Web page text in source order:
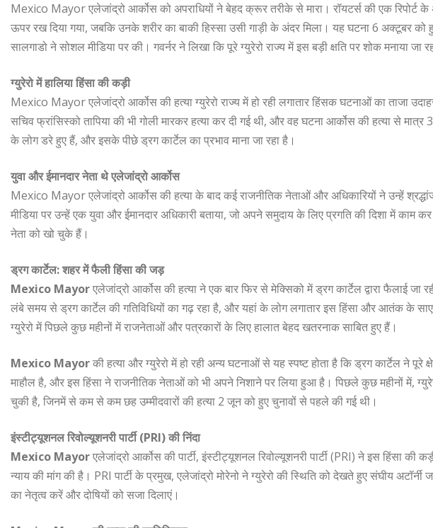
Mexico Mayor एलेजांद्रो आर्कोस को अपराधियों ने बेहद क्रूर तरीके से मारा। रॉयटर्स की एक
ऊपर रख दिया गया, जबकि उनके शरीर का बाकी हिस्सा उसी गाड़ी के अंदर मिला। यह घटना 6 अक्टूबर को
सालगाडो ने सोशल मीडिया पर की। गवर्नर ने लिखा कि पूरे ग्युरेरो राज्य में इस बड़ी क्षति पर शोक मनाया जा
ग्युरेरो में हालिया हिंसा की कड़ी
Mexico Mayor एलेजांद्रो आर्कोस की हत्या ग्युरेरो राज्य में हो रही लगातार हिंसक घटनाओं का ताजा
सचिव फ्रांसिस्को तापिया की भी गोली मारकर हत्या कर दी गई थी, और वह घटना आर्कोस की हत्या से
के लोग डरे हुए हैं, और इसके पीछे ड्रग कार्टेल का प्रभाव माना जा रहा है।
युवा और ईमानदार नेता थे एलेजांद्रो आर्कोस
Mexico Mayor एलेजांद्रो आर्कोस की हत्या के बाद कई राजनीतिक नेताओं और अधिकारियों ने उन्हें
मीडिया पर उन्हें एक युवा और ईमानदार अधिकारी बताया, जो अपने समुदाय के लिए प्रगति की दिशा में काम
नेता को खो चुके हैं।
ड्रग कार्टेल: शहर में फैली हिंसा की जड़
Mexico Mayorएलेजांद्रो आर्कोस की हत्या ने एक बार फिर से मेक्सिको में ड्रग कार्टेल द्वारा फैलाई जा
लंबे समय से ड्रग कार्टेल की गतिविधियों का गढ़ रहा है, और यहां के लोग लगातार इस हिंसा और आतंक के साए
ग्युरेरो में पिछले कुछ महीनों में राजनेताओं और पत्रकारों के लिए हालात बेहद खतरनाक साबित हुए हैं।
Mexico Mayorकी हत्या और ग्युरेरो में हो रही अन्य घटनाओं से यह स्पष्ट होता है कि ड्रग कार्टेल ने
माहौल है, और इस हिंसा ने राजनीतिक नेताओं को भी अपने निशाने पर लिया हुआ है। पिछले कुछ महीनों में,
चुकी है, जिनमें से कम से कम छह उम्मीदवारों की हत्या 2 जून को हुए चुनावों से पहले की गई थी।
इंस्टीट्यूशनल रिवोल्यूशनरी पार्टी (PRI) की निंदा
Mexico Mayorएलेजांद्रो आर्कोस की पार्टी, इंस्टीट्यूशनल रिवोल्यूशनरी पार्टी (PRI) ने इस हिंसा की
न्याय की मांग की है। PRI पार्टी के प्रमुख, एलेजांद्रो मोरेनो ने ग्युरेरो की स्थिति को देखते हुए संघीय
का नेतृत्व करें और दोषियों को सजा दिलाएं।